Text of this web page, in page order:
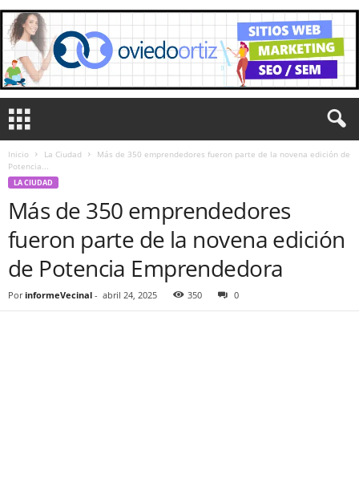
Inicio La Ciudad
Más de 350 emprendedores fueron parte de la novena edición de
Potencia...
LA CIUDAD
Más de 350 emprendedores
fueron parte de la novena edición
de Potencia Emprendedora
Por informeVecinal - abril 24, 2025 350 0